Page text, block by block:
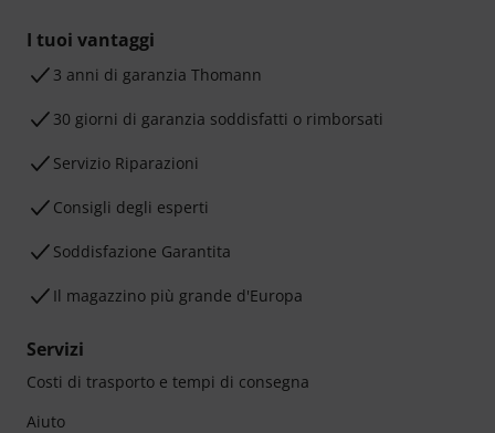
I tuoi vantaggi
3 anni di garanzia Thomann
30 giorni di garanzia soddisfatti o rimborsati
Servizio Riparazioni
Consigli degli esperti
Soddisfazione Garantita
Il magazzino più grande d'Europa
Servizi
Costi di trasporto e tempi di consegna
Aiuto